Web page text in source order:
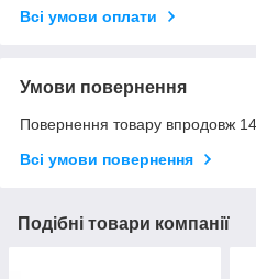
Всі умови оплати
Умови повернення
Повернення товару впродовж
Всі умови повернення
Подібні товари компанії